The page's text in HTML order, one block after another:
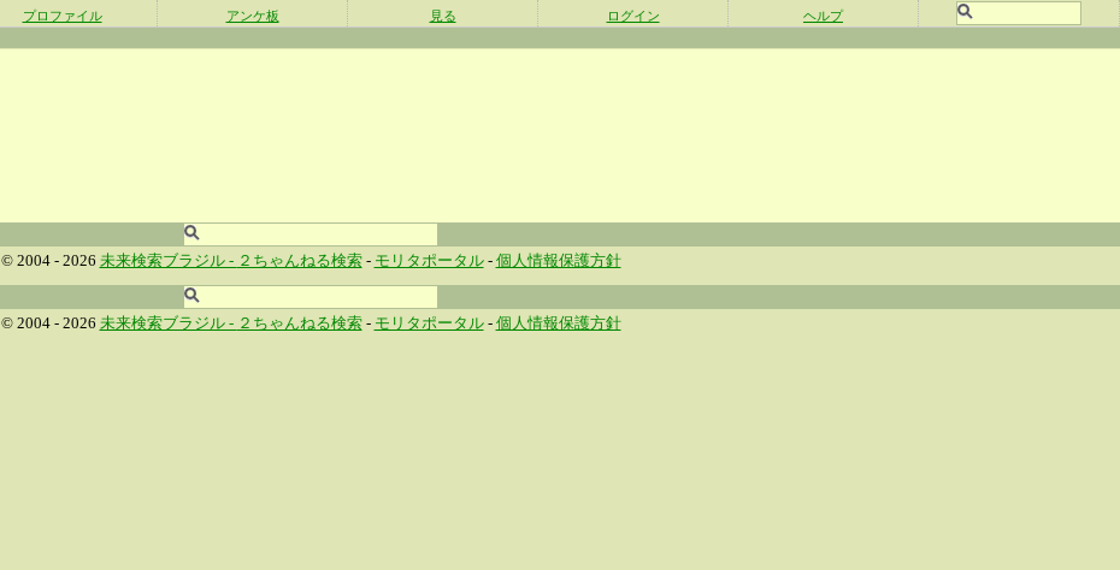
プロファイル アンケ板 見る ログイン ヘルプ
© 2004 - 2026 未来検索ブラジル - ２ちゃんねる検索- モリタポータル- 個人情報保護方針
© 2004 - 2026 未来検索ブラジル - ２ちゃんねる検索- モリタポータル- 個人情報保護方針